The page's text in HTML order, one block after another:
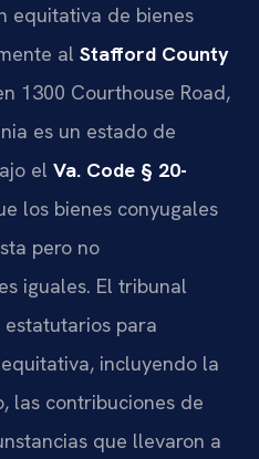
equitativa de bienes
al Stafford County
1300 Courthouse Road,
es un estado de
el Va. Code § 20-
los bienes conyugales
pero no
iguales. El tribunal
para
incluyendo la
las contribuciones de
que llevaron a